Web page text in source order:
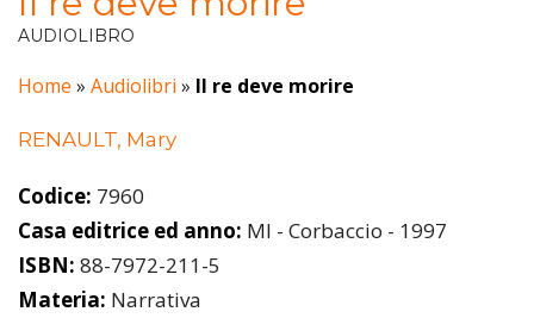
AUDIOLIBRO
Home » Audiolibri » Il re deve morire
RENAULT, Mary
Codice: 7960
Casa editrice ed anno: MI - Corbaccio - 1997
ISBN: 88-7972-211-5
Materia: Narrativa